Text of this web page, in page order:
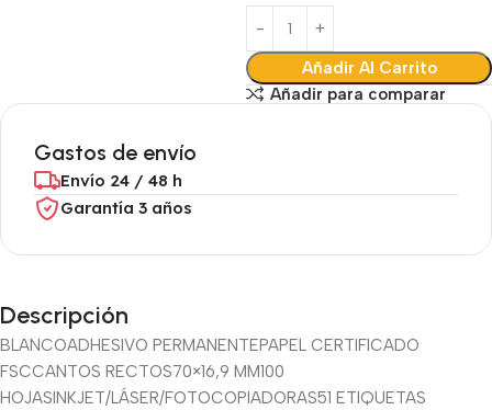
Añadir Al Carrito
Añadir para comparar
Gastos de envío
Envío 24 / 48 h
Garantía 3 años
Descripción
BLANCOADHESIVO PERMANENTEPAPEL CERTIFICADO
FSCCANTOS RECTOS70×16,9 MM100
HOJASINKJET/LÁSER/FOTOCOPIADORAS51 ETIQUETAS